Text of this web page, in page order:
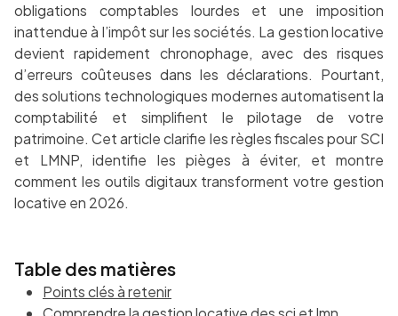
obligations comptables lourdes et une imposition
inattendue à l’impôt sur les sociétés. La gestion locative
devient rapidement chronophage, avec des risques
d’erreurs coûteuses dans les déclarations. Pourtant,
des solutions technologiques modernes automatisent la
comptabilité et simplifient le pilotage de votre
patrimoine. Cet article clarifie les règles fiscales pour SCI
et LMNP, identifie les pièges à éviter, et montre
comment les outils digitaux transforment votre gestion
locative en 2026.
Table des matières
Points clés à retenir